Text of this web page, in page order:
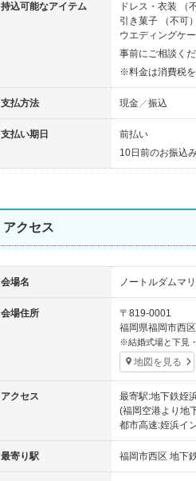
持込可能なアイテム ドレス・衣装 （
引き菓子 （不可）
ウエディングケー
事前にご相談くだ
※料金は消費税を
支払方法 現金 振込
支払い期日
前払い
10日前のお振込
アクセス
会場名 ノートルダムマ
会場住所
〒819-0001
福岡県福岡市西
結婚式場と下見
地図を見る
アクセス
最寄駅:地下鉄姪
(福岡空港より地
都市高速:姪浜イ
最寄り駅 福岡市西区 地下